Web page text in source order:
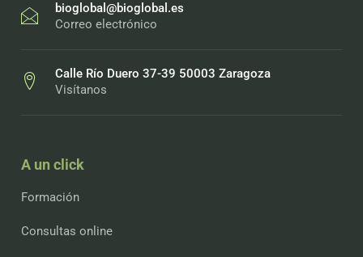
bioglobal@bioglobal.es
Correo electrónico
Calle Río Duero 37-39 50003 Zaragoza
Visítanos
A un click
Formación
Consultas online